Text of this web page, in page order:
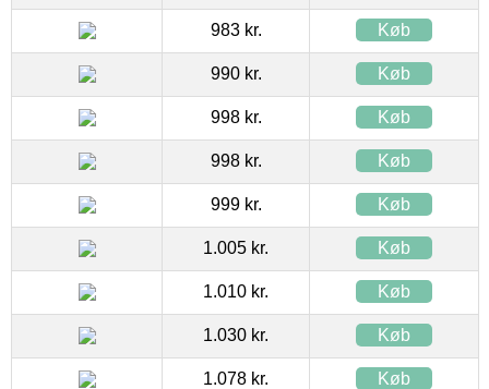
983 kr. Køb
990 kr. Køb
998 kr. Køb
998 kr. Køb
999 kr. Køb
1.005 kr. Køb
1.010 kr. Køb
1.030 kr. Køb
1.078 kr. Køb